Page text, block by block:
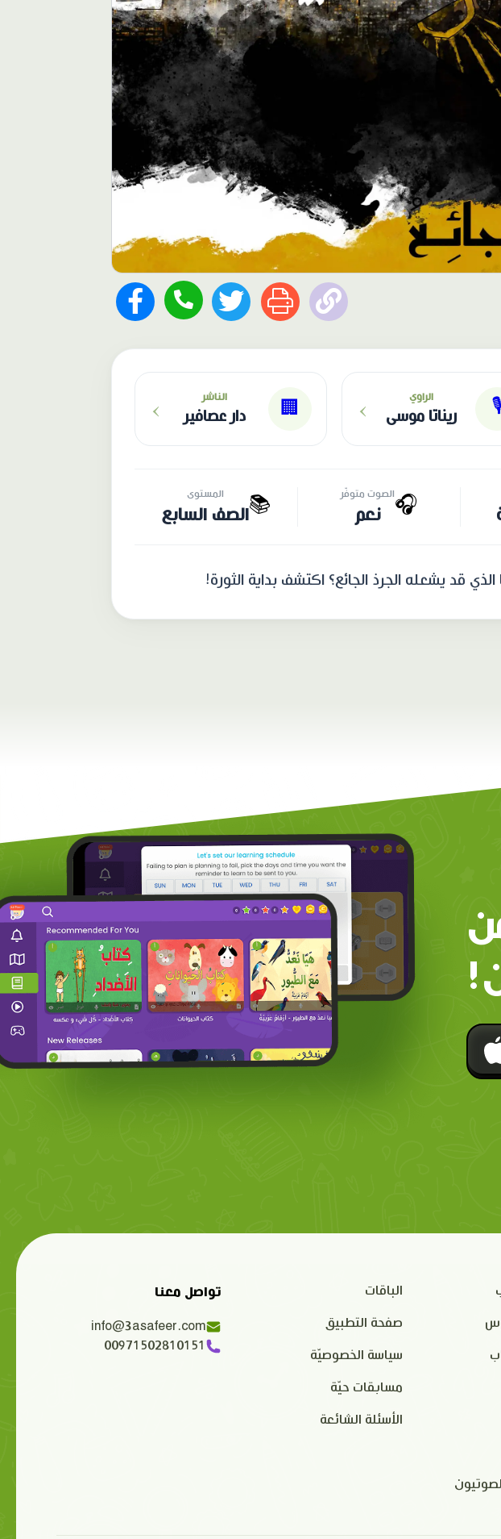
🎙 الراوي
ريناتا موسى ›
🏢
الناشر
دار عصافير ›
🎧الصوت متوفّر
نعم 📚 المستوى
الصف السابع
قد يشعله الجرذ الجائع؟ اكتشف بداية الثورة!
الباقات
صفحة التطبيق
سياسة الخصوصيّة
مسابقات حيّة
الأسئلة الشائعة
تواصل معنا
info@3asafeer.com
00971502810151